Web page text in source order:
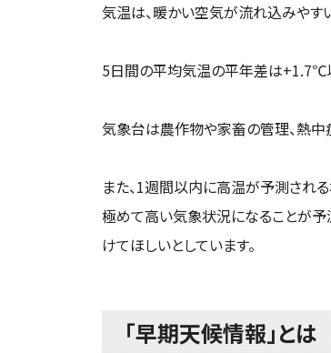
気温は、暖かい空気が流れ込みやす
5日間の平均気温の平年差は+1.7℃
気象台は農作物や家畜の管理、熱
また、1週間以内に高温が予測され
極めて高い気象状況になることが予
けてほしいとしています。
「早期天候情報」とは